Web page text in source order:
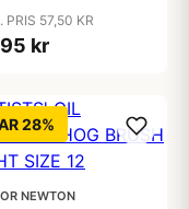
PRIS 57,50 KR
kr
28%
NEWTON